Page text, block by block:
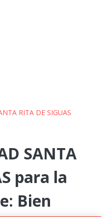
RITA DE SIGUAS
SANTA
para la
Bien